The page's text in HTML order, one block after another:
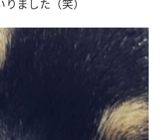
ました（笑）